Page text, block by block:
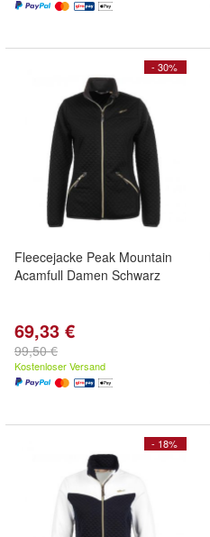
- 30%
Fleecejacke Peak Mountain
Acamfull Damen Schwarz
69,33 €
99,50 €
Kostenloser Versand
- 18%